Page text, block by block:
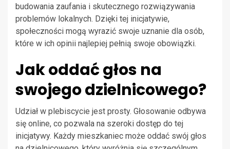
budowania zaufania i skutecznego rozwiązywania
problemów lokalnych. Dzięki tej inicjatywie,
społeczności mogą wyrazić swoje uznanie dla osób,
które w ich opinii najlepiej pełnią swoje obowiązki.
Jak oddać głos na
swojego dzielnicowego?
Udział w plebiscycie jest prosty. Głosowanie odbywa
się online, co pozwala na szeroki dostęp do tej
inicjatywy. Każdy mieszkaniec może oddać swój głos